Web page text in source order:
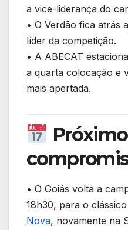
a vice-liderança do
• O Verdão fica atrás
líder da competição.
• A ABECAT
a quarta colocação e
mais apertada.
• O Goiás volta a
18h30, para o
Nova, novamente na